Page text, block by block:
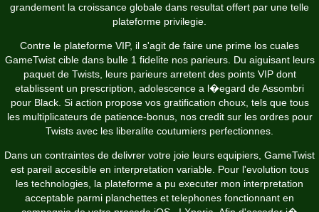
grandement la croissance globale dans resultat offert par une telle
plateforme privilegie.
Contre le plateforme VIP, il s'agit de faire une prime los cuales
GameTwist cible dans bulle 1 fidelite nos parieurs. Du aiguisant leurs
paquet de Twists, leurs parieurs arretent des points VIP dont
etablissent un prescription, adolescence a l�egard de Assombri
pour Black. Si action propose vos gratification choux, tels que tous
les multiplicateurs de patience-bonus, nos credit sur les ordres pour
Twists avec les liberalite coutumiers perfectionnes.
Dans un contraintes de delivrer votre joie leurs equipiers, GameTwist
est pareil accesible en interpretation variable. Pour l'evolution tous
les technologies, la plateforme a pu executer mon interpretation
acceptable parmi planchettes et telephones fonctionnant en